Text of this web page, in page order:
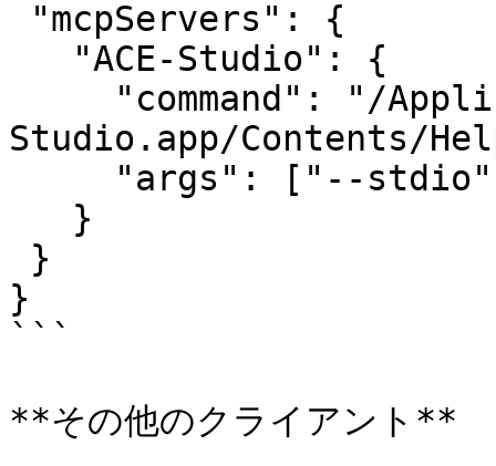
Studio.app/Contents/
}
```
**その他のクライアント**